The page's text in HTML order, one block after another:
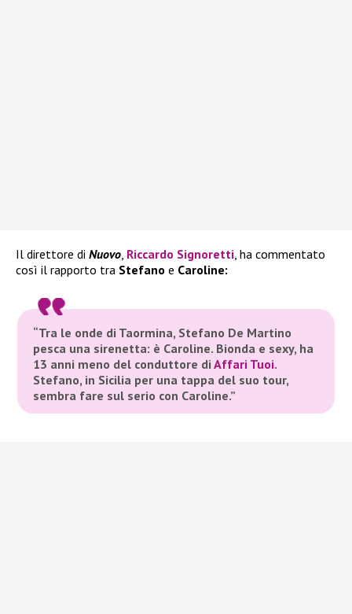
Il direttore di Nuovo, Riccardo Signoretti, ha commentato
così il rapporto tra Stefano e Caroline:
“Tra le onde di Taormina, Stefano De Martino
pesca una sirenetta: è Caroline. Bionda e sexy, ha
13 anni meno del conduttore diAffari Tuoi.
Stefano, in Sicilia per una tappa del suo tour,
sembra fare sul serio con Caroline.”